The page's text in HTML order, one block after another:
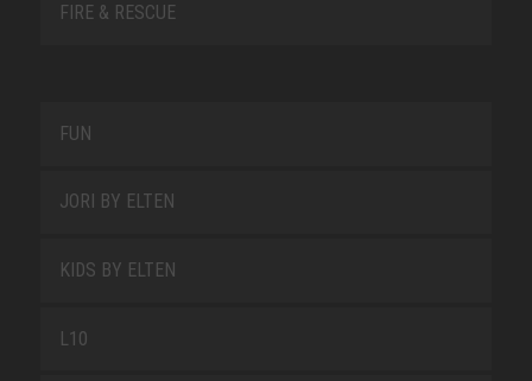
FIRE & RESCUE
FUN
JORI BY ELTEN
KIDS BY ELTEN
L10